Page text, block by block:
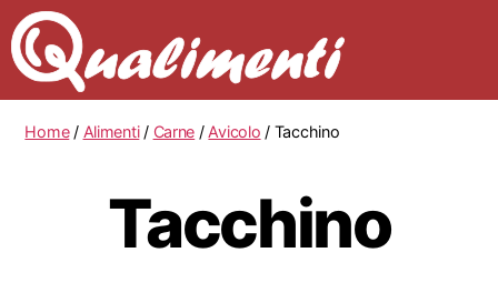
Home/ Alimenti/ Carne / Avicolo / Tacchino
Tacchino